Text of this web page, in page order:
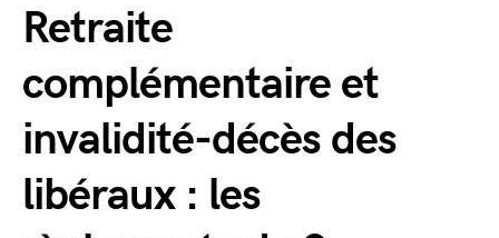
Retraite
complémentaire et
invalidité-décès des
libéraux : les